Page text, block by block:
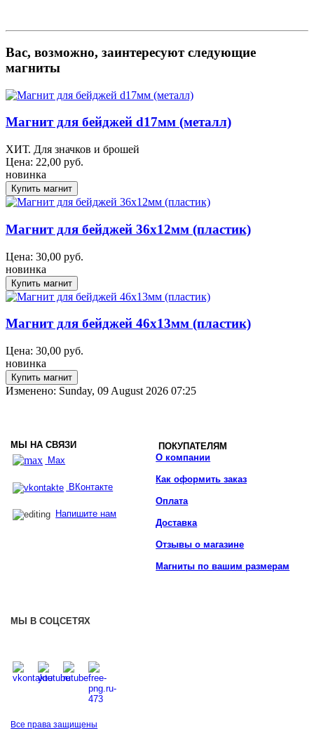
Вас, возможно, заинтересуют следующие
магниты
Магнит для бейджей d17мм (металл)
ХИТ. Для значков и брошей
Цена: 22,00 руб.
новинка
Магнит для бейджей 36х12мм (пластик)
Цена: 30,00 руб.
новинка
Магнит для бейджей 46х13мм (пластик)
Цена: 30,00 руб.
новинка
Изменено: Sunday, 09 August 2026 07:25
МЫ НА СВЯЗИ
ПОКУПАТЕЛЯМ
Max
ВКонтакте
Напишите нам
О компании
Как оформить заказ
Оплата
Доставка
Отзывы о магазине
Магниты по вашим размерам
МЫ В СОЦСЕТЯХ
Все права защищены